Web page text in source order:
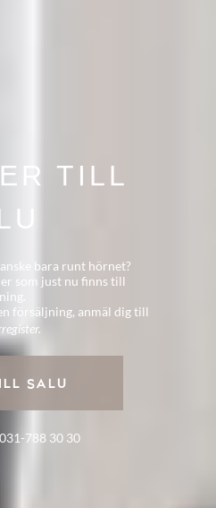
TILL
bara runt hörnet?
som just nu finns till
försäljning, anmäl dig till
SALU
031-788 30 30